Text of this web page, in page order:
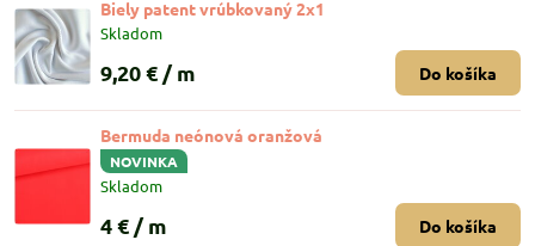
Biely patent vrúbkovaný 2x1
Skladom
9,20 € / m Do košíka
Bermuda neónová oranžová
NOVINKA
Skladom
4 € / m Do košíka